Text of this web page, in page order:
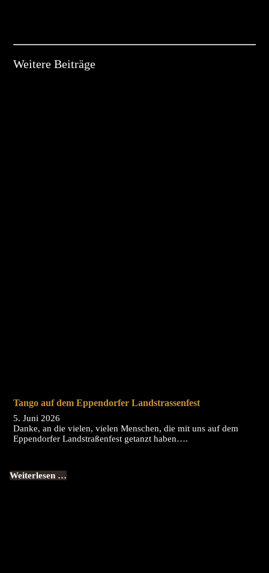
Weitere Beiträge
Tango auf dem Eppendorfer Landstrassenfest
5. Juni 2026
Danke, an die vielen, vielen Menschen, die mit uns auf dem
Eppendorfer Landstraßenfest getanzt haben….
Weiterlesen …